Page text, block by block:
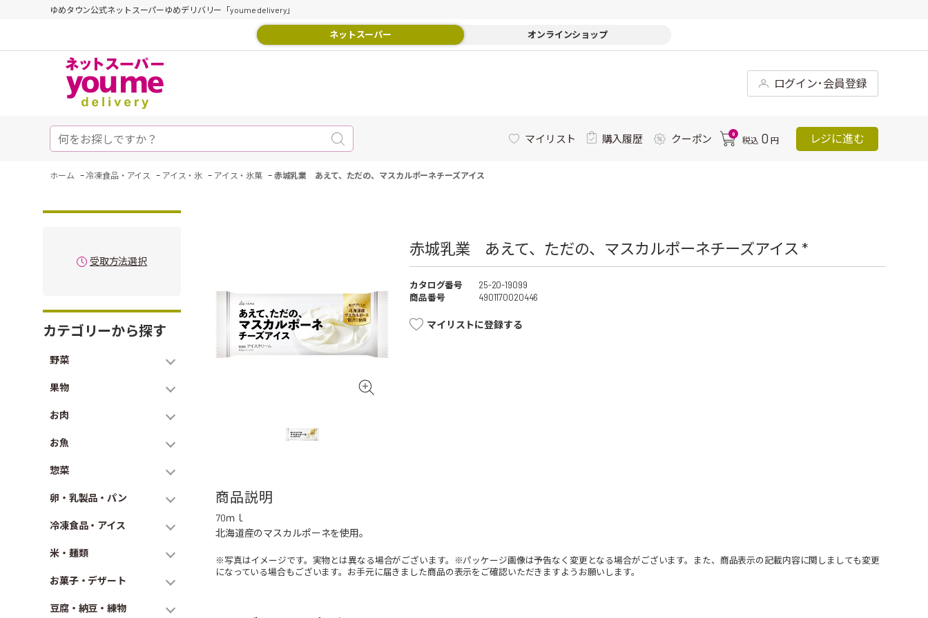
ゆめタウン公式ネットスーパーゆめデリバリー「youme delivery」
ネットスーパー オンラインショップ
ログイン･会員登録
マイリスト 購入履歴 クーポン 0
税込 0 円 レジに進む
ホーム - 冷凍食品・アイス - アイス・氷 - アイス・氷菓 - 赤城乳業 あえて、ただの、マスカルポーネチーズアイス
受取方法選択
カテゴリーから探す
野菜
果物
お肉
お魚
惣菜
卵・乳製品・パン
冷凍食品・アイス
米・麺類
お菓子・デザート
豆腐・納豆・練物
赤城乳業 あえて、ただの、マスカルポーネチーズアイス *
カタログ番号
25-20-19099
商品番号
4901170020446
マイリストに登録する
商品説明
70ｍｌ
北海道産のマスカルポーネを使用。
※写真はイメージです。実物とは異なる場合がございます。※パッケージ画像は予告なく変更となる場合がございます。また、商品表示の記載内容に関しましても変更
になっている場合もございます。お手元に届きました商品の表示をご確認いただきますようお願いします。